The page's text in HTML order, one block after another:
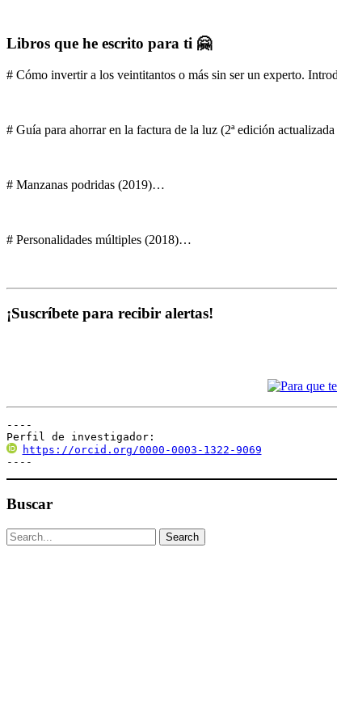
Libros que he escrito para ti 🤗
# Cómo invertir a los veintitantos o más sin ser un experto.
# Guía para ahorrar en la factura de la luz (2ª edición
# Manzanas podridas (2019)…
# Personalidades múltiples (2018)…
¡Suscríbete para recibir alertas!
----
Perfil de investigador:
https://orcid.org/0000-0003-1322-9069
----
Buscar